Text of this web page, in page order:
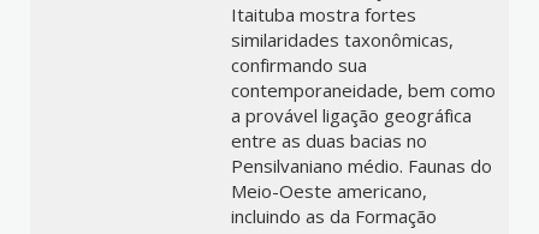
Itaituba mostra fortes
similaridades taxonômicas,
confirmando sua
contemporaneidade, bem como
a provável ligação geográfica
entre as duas bacias no
Pensilvaniano médio. Faunas do
Meio-Oeste americano,
incluindo as da Formação